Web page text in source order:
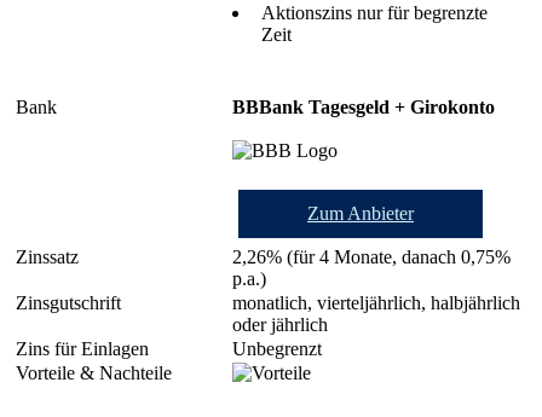
Aktionszins nur für begrenzte
Zeit
BBBank Tagesgeld + Girokonto
Zum Anbieter
2,26% (für 4 Monate, danach 0,75%
p.a.)
monatlich, vierteljährlich, halbjährlich
oder jährlich
Unbegrenzt